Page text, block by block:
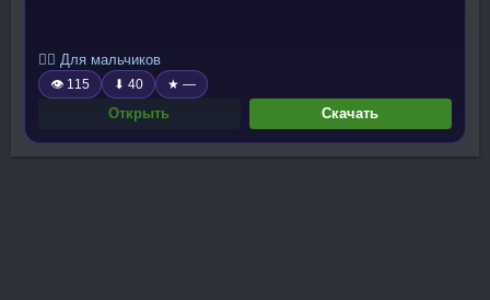
🧍‍♂️ Для мальчиков
👁 115 ⬇ 40 ★ —
Открыть Скачать